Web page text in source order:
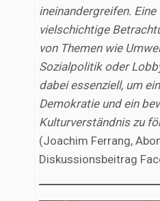
ineinandergreifen. Eine
vielschichtige
von Themen wie
Sozialpolitik oder
dabei essenziell, um
Demokratie und ein
Kulturverständnis zu
(Joachim Ferrang,
Diskussionsbeitrag